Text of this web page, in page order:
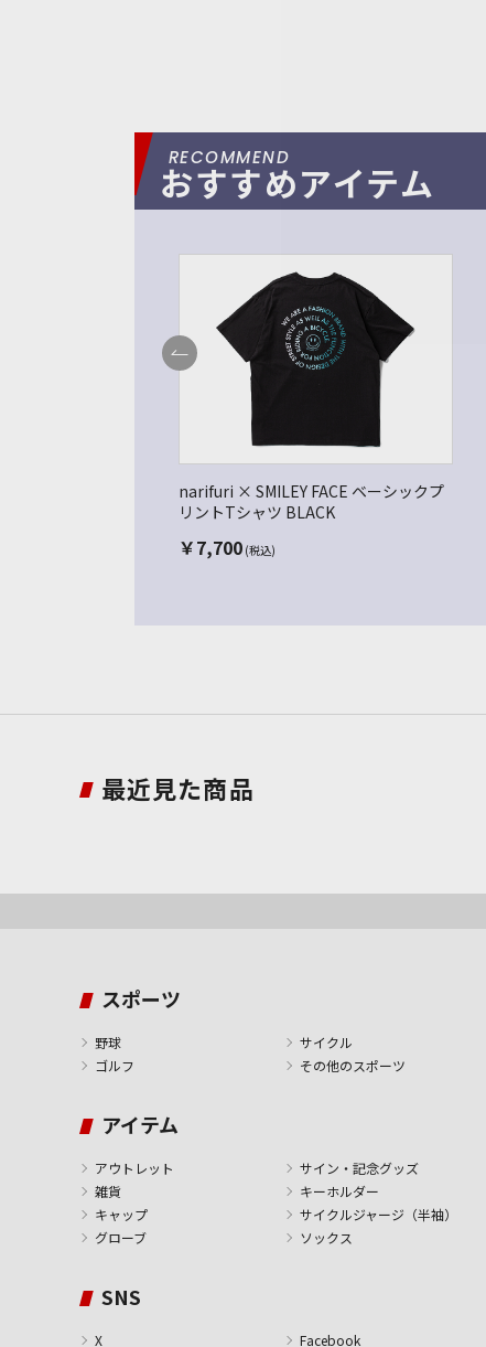
おすすめアイテム
narifuri × SMILEY FACE ベーシックプ
リントTシャツ BLACK
￥7,700 (税込)
最近見た商品
スポーツ
野球 サイクル
ゴルフ
その他のスポーツ
アイテム
アウトレット サイン・記念グッズ
雑貨
キーホルダー
キャップ
サイクルジャージ（半袖）
グローブ
ソックス
SNS
X Facebook